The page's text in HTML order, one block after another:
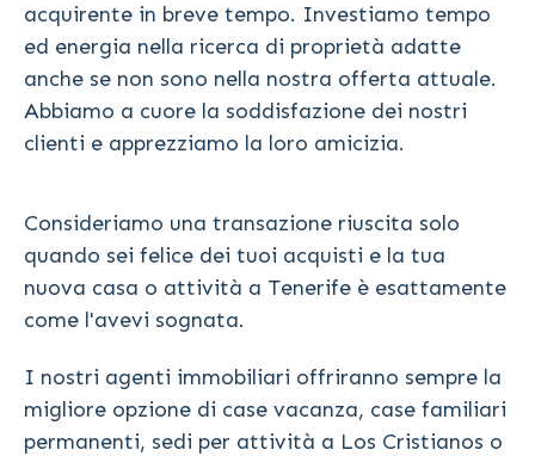
acquirente in breve tempo. Investiamo tempo
ed energia nella ricerca di proprietà adatte
anche se non sono nella nostra offerta attuale.
Abbiamo a cuore la soddisfazione dei nostri
clienti e apprezziamo la loro amicizia.
Consideriamo una transazione riuscita solo
quando sei felice dei tuoi acquisti e la tua
nuova casa o attività a Tenerife è esattamente
come l'avevi sognata.
I nostri agenti immobiliari offriranno sempre la
migliore opzione di case vacanza, case familiari
permanenti, sedi per attività a Los Cristianos o